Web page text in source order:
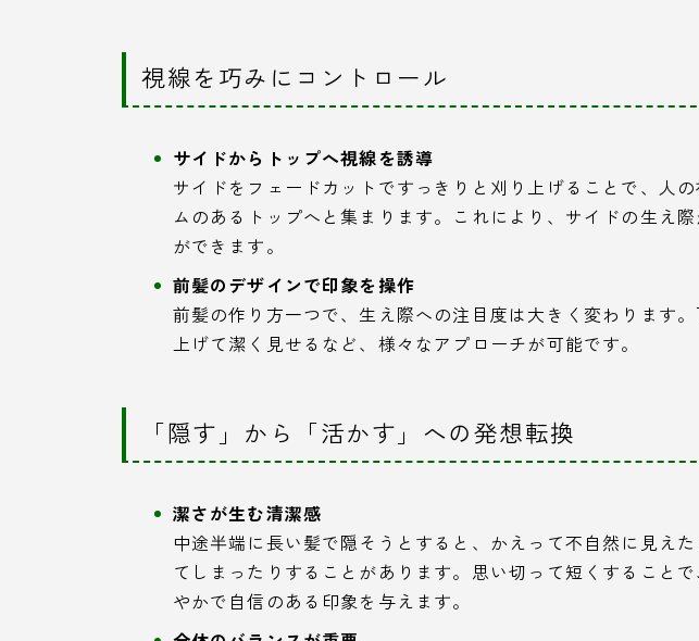
視線を巧みにコントロール
サイドからトップへ視線を誘導
サイドをフェードカットですっきりと刈り上げることで、人
ムのあるトップへと集まります。これにより、サイドの生え
ができます。
前髪のデザインで印象を操作
前髪の作り方一つで、生え際への注目度は大きく変わります。
上げて潔く見せるなど、様々なアプローチが可能です。
「隠す」から「活かす」への発想転換
潔さが生む清潔感
中途半端に長い髪で隠そうとすると、かえって不自然に見え
てしまったりすることがあります。思い切って短くすること
やかで自信のある印象を与えます。